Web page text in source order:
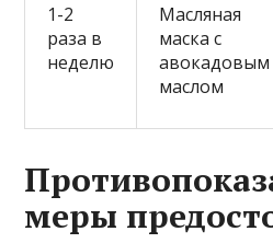
1-2
раза в
неделю
Масляная
маска с
авокадовым
маслом
меры